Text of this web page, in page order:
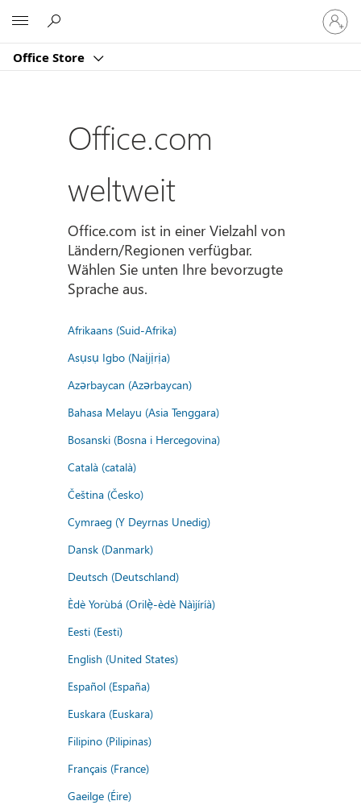
Office Store
Bei
Ihrem
Konto
Office.com
weltweit
Office.com ist in einer Vielzahl von
Ländern/Regionen verfügbar.
Wählen Sie unten Ihre bevorzugte
Sprache aus.
Afrikaans (Suid-Afrika)
Asụsụ Igbo (Naịjịrịa)
Azərbaycan (Azərbaycan)
Bahasa Melayu (Asia Tenggara)
Bosanski (Bosna i Hercegovina)
Català (català)
Čeština (Česko)
Cymraeg (Y Deyrnas Unedig)
Dansk (Danmark)
Deutsch (Deutschland)
Èdè Yorùbá (Orilẹ̀-èdè Nàìjíríà)
Eesti (Eesti)
English (United States)
Español (España)
Euskara (Euskara)
Filipino (Pilipinas)
Français (France)
Gaeilge (Éire)